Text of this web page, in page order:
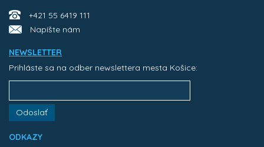
+421 55 6419 111
Napíšte nám
NEWSLETTER
Prihláste sa na odber newslettera mesta Košice:
Odoslať
ODKAZY